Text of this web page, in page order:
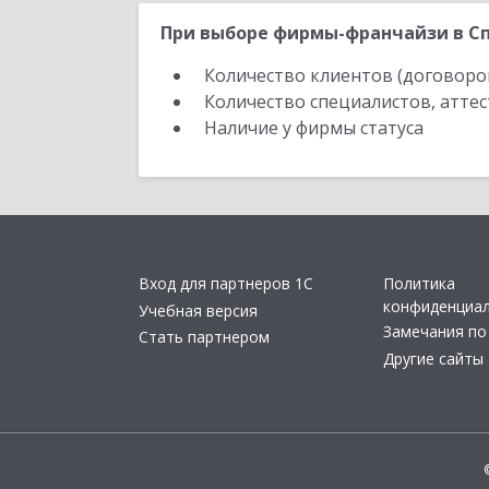
При выборе фирмы-франчайзи в
Количество клиентов
Количество специалистов,
Наличие у фирмы статуса
Вход для партнеров 1С
Учебная версия
Стать партнером
Политика
Замечания по
Другие сайты